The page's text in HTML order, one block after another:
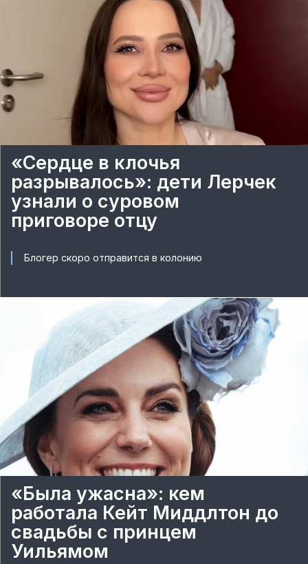
«Сердце в клочья
разрывалось»: дети Лерчек
узнали о суровом
приговоре отцу
Блогер скоро отправится в колонию
«Была ужасна»: кем
работала Кейт Миддлтон до
свадьбы с принцем
Уильямом